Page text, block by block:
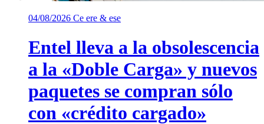
04/08/2026 Ce ere & ese
Entel lleva a la obsolescencia
a la «Doble Carga» y nuevos
paquetes se compran sólo
con «crédito cargado»